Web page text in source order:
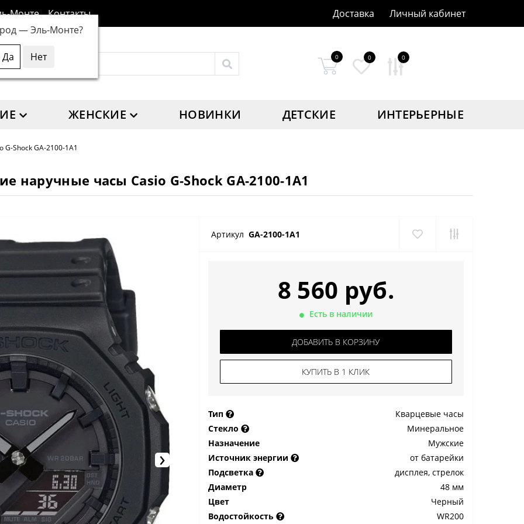
Монте
—Эль-Монте?
Контакты Доставка Личный кабинет
0 0 0
ЖЕНСКИЕ НОВИНКИ ДЕТСКИЕ ИНТЕРЬЕРНЫЕ
G-Shock GA-2100-1A1
наручные часы Casio G-Shock GA-2100-1A1
›
Артикул GA-2100-1A1
8 560 руб.
Есть в наличии
ДОБАВИТЬ В КОРЗИНУ
КУПИТЬ В 1 КЛИК
Тип
Кварцевые часы
Стекло
Минеральное
Назначение
Мужские
Источник энергии
от батарейки
Подсветка
дисплея, стрелок
Диаметр
48 мм
Цвет
Черный
Водостойкость
WR200